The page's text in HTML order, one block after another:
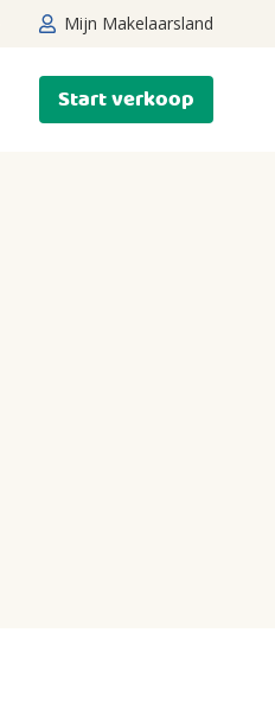
Mijn Makelaarsland
Start verkoop